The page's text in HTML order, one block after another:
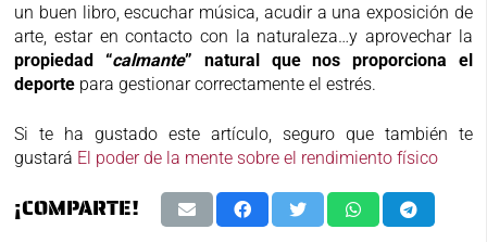
un buen libro, escuchar música, acudir a una exposición de
arte, estar en contacto con la naturaleza…y aprovechar la
propiedad “calmante” natural que nos proporciona el
deporte para gestionar correctamente el estrés.
Si te ha gustado este artículo, seguro que también te
gustará El poder de la mente sobre el rendimiento físico
¡COMPARTE!